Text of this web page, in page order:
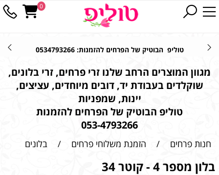
טוליפ הבוטיק של הפרחים להזמנות: 0534793266
0
מגוון המוצרים הרחב שלנו זרי פרחים, זרי בלונים,
שוקלדים בעבודת יד, דובים מיוחדים, עציצים,
יינות, שמפניות
טוליפ הבוטיק של הפרחים להזמנות
053-4793266
חנות פרחים / הזמנת משלוחי פרחים / בלונים
בלון מספר 4 - קוטר 34